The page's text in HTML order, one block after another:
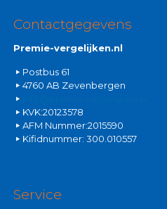
Contactgegevens
Premie-vergelijken.nl
Postbus 61
4760 AB Zevenbergen
KVK:20123578
AFM Nummer:2015590
Kifidnummer: 300.010557
Service